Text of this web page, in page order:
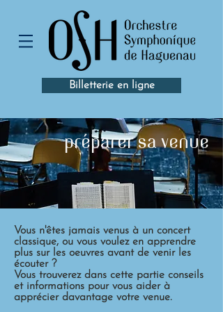
Billetterie en ligne
préparer sa venue
Vous n'êtes jamais venus à un concert
classique, ou vous voulez en apprendre
plus sur les oeuvres avant de venir les
écouter ?
Vous trouverez dans cette partie conseils
et informations pour vous aider à
apprécier davantage votre venue.